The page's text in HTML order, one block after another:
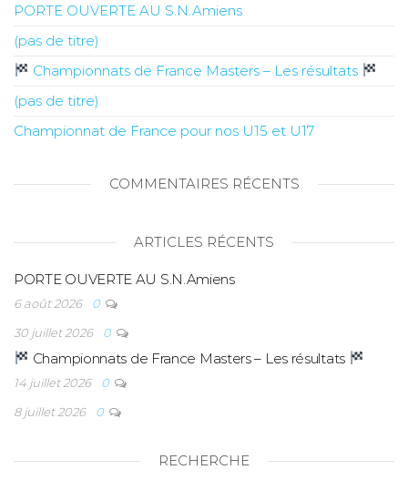
PORTE OUVERTE AU S.N.Amiens
(pas de titre)
Championnats de France Masters – Les résultats
(pas de titre)
Championnat de France pour nos U15 et U17
COMMENTAIRES RÉCENTS
ARTICLES RÉCENTS
PORTE OUVERTE AU S.N.Amiens
6 août 2026
0
30 juillet 2026
0
Championnats de France Masters – Les résultats
14 juillet 2026
0
8 juillet 2026
0
RECHERCHE